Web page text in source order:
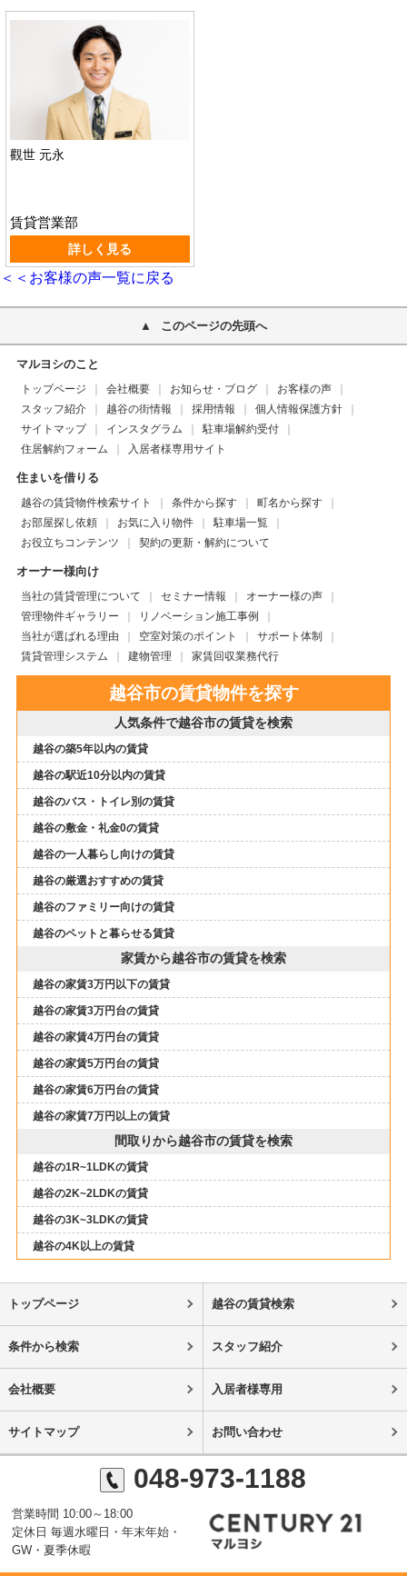
觀世 元永
賃貸営業部
詳しく見る
＜＜お客様の声一覧に戻る
このページの先頭へ
マルヨシのこと
トップページ 会社概要 お知らせ・ブログ
お客様の声
スタッフ紹介
越谷の街情報 採用情報
個人情報保護方針
サイトマップ
インスタグラム
駐車場解約受付
住居解約フォーム
入居者様専用サイト
住まいを借りる
越谷の賃貸物件検索サイト 条件から探す
町名から探す
お部屋探し依頼
お気に入り物件
駐車場一覧
お役立ちコンテンツ
契約の更新・解約について
オーナー様向け
当社の賃貸管理について セミナー情報
オーナー様の声
管理物件ギャラリー
リノベーション施工事例
当社が選ばれる理由
空室対策のポイント
サポート体制
賃貸管理システム
建物管理 家賃回収業務代行
越谷市の賃貸物件を探す
人気条件で越谷市の賃貸を検索
越谷の築5年以内の賃貸
越谷の駅近10分以内の賃貸
越谷のバス・トイレ別の賃貸
越谷の敷金・礼金0の賃貸
越谷の一人暮らし向けの賃貸
越谷の厳選おすすめの賃貸
越谷のファミリー向けの賃貸
越谷のペットと暮らせる賃貸
家賃から越谷市の賃貸を検索
越谷の家賃3万円以下の賃貸
越谷の家賃3万円台の賃貸
越谷の家賃4万円台の賃貸
越谷の家賃5万円台の賃貸
越谷の家賃6万円台の賃貸
越谷の家賃7万円以上の賃貸
間取りから越谷市の賃貸を検索
越谷の1R~1LDKの賃貸
越谷の2K~2LDKの賃貸
越谷の3K~3LDKの賃貸
越谷の4K以上の賃貸
トップページ 越谷の賃貸検索
条件から検索 スタッフ紹介
会社概要 入居者様専用
サイトマップ お問い合わせ
048-973-1188
営業時間 10:00～18:00
定休日 毎週水曜日・年末年始・
GW・夏季休暇